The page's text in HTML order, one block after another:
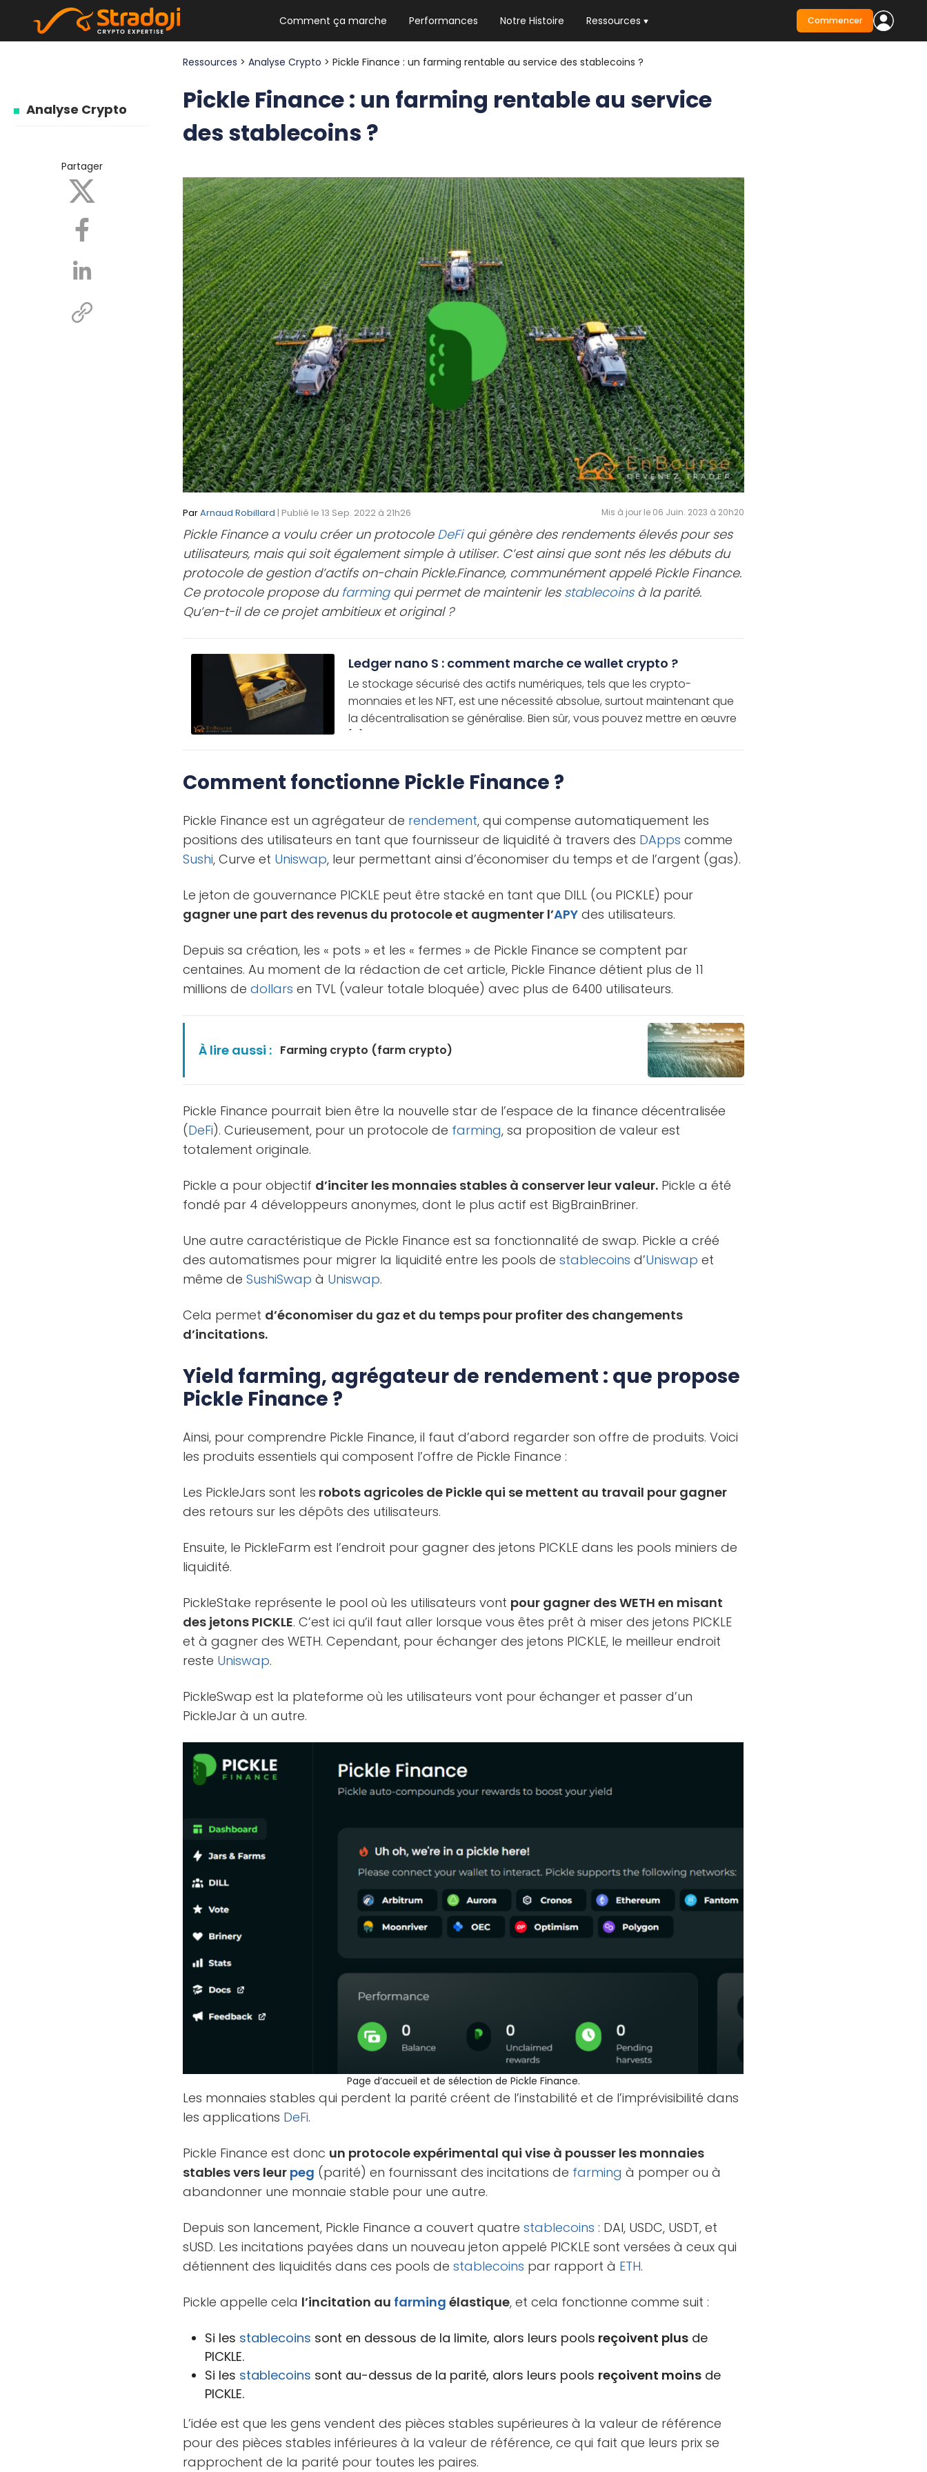
Comment ça marche Performances Notre Histoire Ressources
NEWSLETTER HEBDO
Les news crypto dont vous avez besoin
Commencer
Analyse Crypto
Partager
Ressources >Analyse Crypto > Pickle Finance : un farming rentable au service des stablecoins ?
Pickle Finance : un farming rentable au service
des stablecoins ?
ParArnaud Robillard | Publié le 13 Sep. 2022 à 21h26 Mis à jour le 06 Juin. 2023 à 20h20
Pickle Finance a voulu créer un protocole DeFiqui génère des rendements élevés pour ses
utilisateurs, mais qui soit également simple à utiliser. C’est ainsi que sont nés les débuts du
protocole de gestion d’actifs on-chain Pickle.Finance, communément appelé Pickle Finance.
Ce protocole propose dufarmingqui permet de maintenir les stablecoinsà la parité.
Qu’en-t-il de ce projet ambitieux et original ?
Ledger nano S : comment marche ce wallet crypto ?
Le stockage sécurisé des actifs numériques, tels que les crypto-
monnaies et les NFT, est une nécessité absolue, surtout maintenant que
la décentralisation se généralise. Bien sûr, vous pouvez mettre en œuvre
[…]
Comment fonctionne Pickle Finance ?
Pickle Finance est un agrégateur de rendement, qui compense automatiquement les
positions des utilisateurs en tant que fournisseur de liquidité à travers des DApps comme
Sushi, Curve et Uniswap, leur permettant ainsi d’économiser du temps et de l’argent (gas).
Le jeton de gouvernance PICKLE peut être stacké en tant que DILL (ou PICKLE) pour
gagner une part des revenus du protocole et augmenter l’APY des utilisateurs.
Depuis sa création, les « pots » et les « fermes » de Pickle Finance se comptent par
centaines. Au moment de la rédaction de cet article, Pickle Finance détient plus de 11
millions dedollars en TVL (valeur totale bloquée) avec plus de 6400 utilisateurs.
À lire aussi : Farming crypto (farm crypto)
Pickle Finance pourrait bien être la nouvelle star de l’espace de la finance décentralisée
(DeFi). Curieusement, pour un protocole de farming, sa proposition de valeur est
totalement originale.
Pickle a pour objectif d’inciter les monnaies stables à conserver leur valeur. Pickle a été
fondé par 4 développeurs anonymes, dont le plus actif est BigBrainBriner.
Une autre caractéristique de Pickle Finance est sa fonctionnalité de swap. Pickle a créé
des automatismes pour migrer la liquidité entre les pools destablecoins d’Uniswap et
même deSushiSwap à Uniswap.
Cela permet d’économiser du gaz et du temps pour profiter des changements
d’incitations.
Yield farming, agrégateur de rendement : que propose
Pickle Finance ?
Ainsi, pour comprendre Pickle Finance, il faut d’abord regarder son offre de produits. Voici
les produits essentiels qui composent l’offre de Pickle Finance :
Les PickleJars sont les robots agricoles de Pickle qui se mettent au travail pour gagner
des retours sur les dépôts des utilisateurs.
Ensuite, le PickleFarm est l’endroit pour gagner des jetons PICKLE dans les pools miniers de
liquidité.
PickleStake représente le pool où les utilisateurs vont pour gagner des WETH en misant
des jetons PICKLE. C’est ici qu’il faut aller lorsque vous êtes prêt à miser des jetons PICKLE
et à gagner des WETH. Cependant, pour échanger des jetons PICKLE, le meilleur endroit
reste Uniswap.
PickleSwap est la plateforme où les utilisateurs vont pour échanger et passer d’un
PickleJar à un autre.
Page d’accueil et de sélection de Pickle Finance.
Les monnaies stables qui perdent la parité créent de l’instabilité et de l’imprévisibilité dans
les applications DeFi.
Pickle Finance est donc un protocole expérimental qui vise à pousser les monnaies
stables vers leur peg (parité) en fournissant des incitations de farming à pomper ou à
abandonner une monnaie stable pour une autre.
Depuis son lancement, Pickle Finance a couvert quatrestablecoins : DAI, USDC, USDT, et
sUSD. Les incitations payées dans un nouveau jeton appelé PICKLE sont versées à ceux qui
détiennent des liquidités dans ces pools destablecoins par rapport à ETH.
Pickle appelle cela l’incitation au farming élastique, et cela fonctionne comme suit :
Si les stablecoins sont en dessous de la limite, alors leurs pools reçoivent plus de
PICKLE.
Si les stablecoins sont au-dessus de la parité, alors leurs pools reçoivent moins de
PICKLE.
L’idée est que les gens vendent des pièces stables supérieures à la valeur de référence
pour des pièces stables inférieures à la valeur de référence, ce qui fait que leurs prix se
rapprochent de la parité pour toutes les paires.